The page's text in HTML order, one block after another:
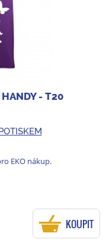
- T20
EKO nákup.
KOUPIT